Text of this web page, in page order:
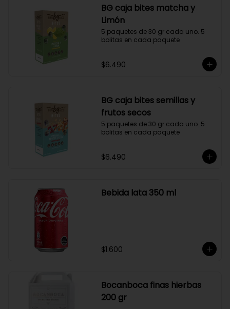
BG caja bites matcha y
Limón
5 paquetes de 30 gr cada uno. 5
bolitas en cada paquete
$6.490
BG caja bites semillas y
frutos secos
5 paquetes de 30 gr cada uno. 5
bolitas en cada paquete
$6.490
Bebida lata 350 ml
$1.600
Bocanboca finas hierbas
200 gr